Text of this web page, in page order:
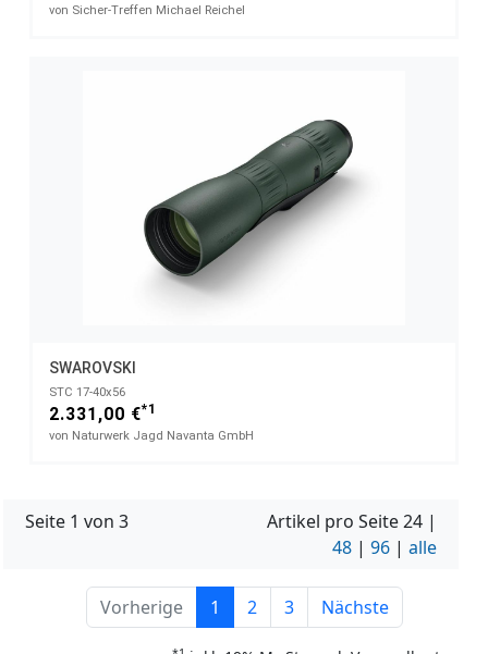
von Sicher-Treffen Michael Reichel
SWAROVSKI
STC 17-40x56
2.331,00 €*1
von Naturwerk Jagd Navanta GmbH
Seite 1 von 3 Artikel pro Seite24 |
48 | 96 | alle
Vorherige 1 2 3 Nächste